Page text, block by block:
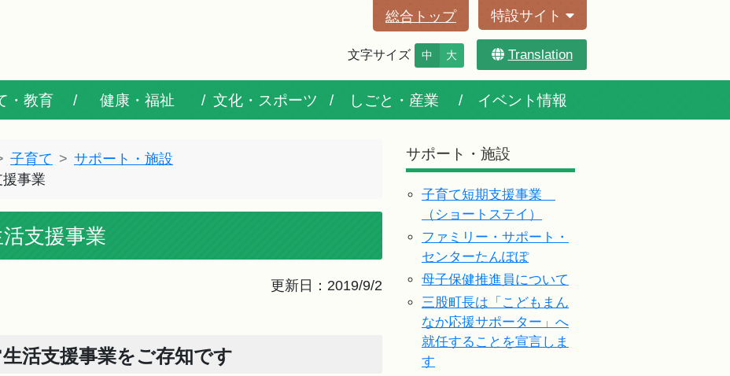
総合トップ 特設サイト
文字サイズ 中 大 Translation
・教育 健康・福祉 文化・スポーツ しごと・産業 イベント情報
子育て
サポート・施設
事業
支援事業
更新日：2019/9/2
活支援事業をご存知です
サポート・施設
子育て短期支援事業
（ショートステイ）
ファミリー・サポート・
センターたんぽぽ
母子保健推進員について
三股町長は「こどもまん
なか応援サポーター」へ
就任することを宣言しま
す